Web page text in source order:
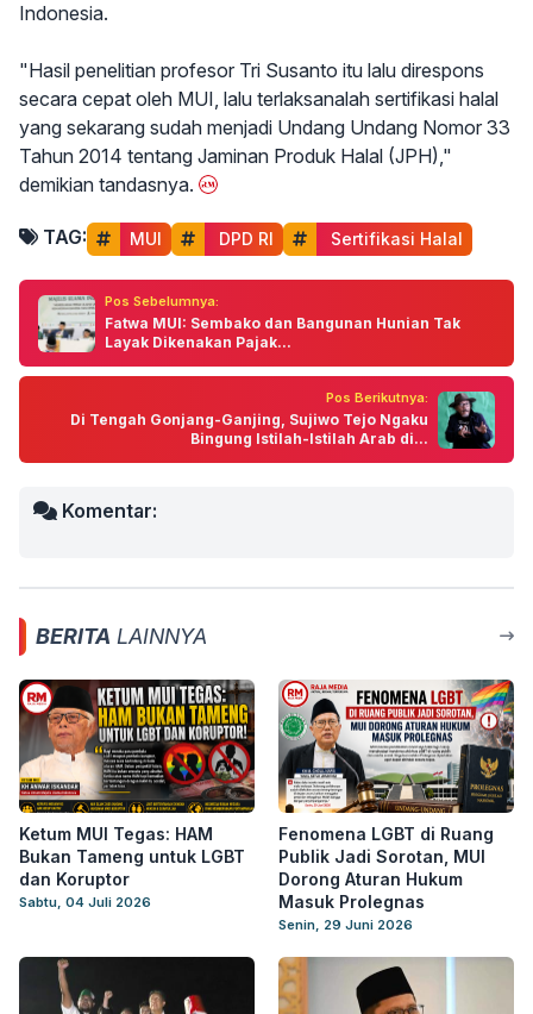
Indonesia.
"Hasil penelitian profesor Tri Susanto itu lalu direspons
secara cepat oleh MUI, lalu terlaksanalah sertifikasi halal
yang sekarang sudah menjadi Undang Undang Nomor 33
Tahun 2014 tentang Jaminan Produk Halal (JPH),"
demikian tandasnya.
TAG: MUI DPD RI Sertifikasi Halal
Pos Sebelumnya:
Fatwa MUI: Sembako dan Bangunan Hunian Tak
Layak Dikenakan Pajak...
Pos Berikutnya:
Di Tengah Gonjang-Ganjing, Sujiwo Tejo Ngaku
Bingung Istilah-Istilah Arab di...
Komentar:
BERITA LAINNYA
Ketum MUI Tegas: HAM
Bukan Tameng untuk LGBT
dan Koruptor
Sabtu, 04 Juli 2026
Fenomena LGBT di Ruang
Publik Jadi Sorotan, MUI
Dorong Aturan Hukum
Masuk Prolegnas
Senin, 29 Juni 2026